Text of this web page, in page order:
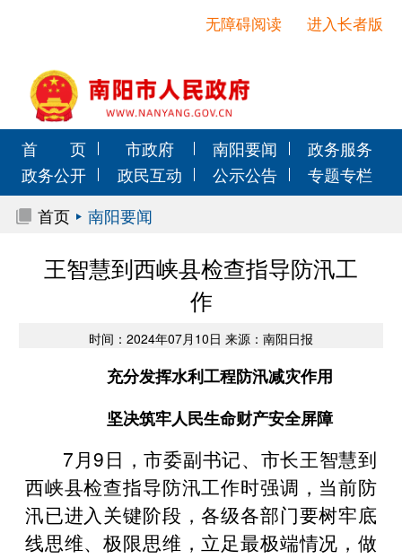
进入长者版
无障碍阅读
首 页 市政府 南阳要闻
政务服务
政务公开
政民互动 公示公告
专题专栏
首页
南阳要闻
王智慧到西峡县检查指导防汛工
作
时间：2024年07月10日 来源：南阳日报
充分发挥水利工程防汛减灾作用
坚决筑牢人民生命财产安全屏障
7月9日，市委副书记、市长王智慧到
西峡县检查指导防汛工作时强调，当前防
汛已进入关键阶段，各级各部门要树牢底
线思维、极限思维，立足最极端情况，做